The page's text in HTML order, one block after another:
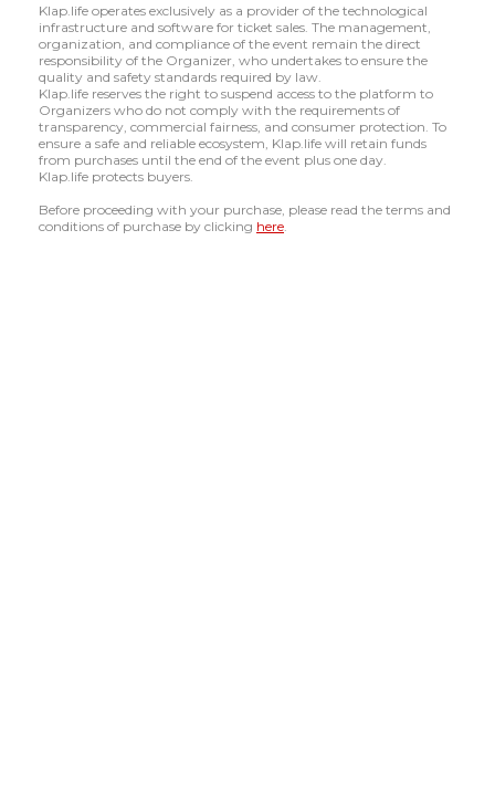
Klap.life operates exclusively as a provider of the technological
infrastructure and software for ticket sales. The management,
organization, and compliance of the event remain the direct
responsibility of the Organizer, who undertakes to ensure the
quality and safety standards required by law.
Klap.life reserves the right to suspend access to the platform to
Organizers who do not comply with the requirements of
transparency, commercial fairness, and consumer protection. To
ensure a safe and reliable ecosystem, Klap.life will retain funds
from purchases until the end of the event plus one day.
Klap.life protects buyers.
Before proceeding with your purchase, please read the terms and
conditions of purchase by clicking here